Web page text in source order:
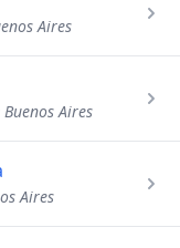
Aires
Aires
Aires